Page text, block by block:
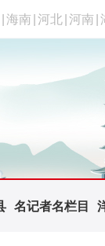
海南 河北 河南
名记者名栏目